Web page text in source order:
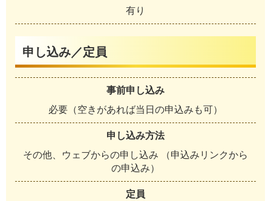
有り
申し込み／定員
事前申し込み
必要（空きがあれば当日の申込みも可）
申し込み方法
その他、ウェブからの申し込み （申込みリンクから
の申込み）
定員